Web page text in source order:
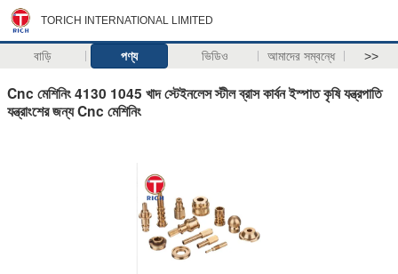
TORICH INTERNATIONAL LIMITED
বাড়ি পণ্য ভিডিও আমাদের সম্বন্ধে >>
Cnc মেশিনিং 4130 1045 খাদ স্টেইনলেস স্টীল ব্রাস কার্বন ইস্পাত কৃষি যন্ত্রপাতি
যন্ত্রাংশের জন্য Cnc মেশিনিং